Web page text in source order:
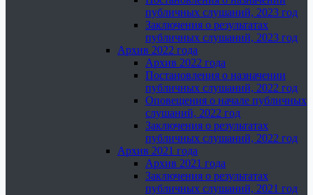
публичных слушаний, 2023 год
Заключения о результатах
публичных слушаний, 2023 год
Архив 2022 года
Архив 2022 года
Постановления о назначении
публичных слушаний, 2022 год
Оповещения о начале публичных
слушаний, 2022 год
Заключения о результатах
публичных слушаний, 2022 год
Архив 2021 года
Архив 2021 года
Заключения о результатах
публичных слушаний, 2021 год